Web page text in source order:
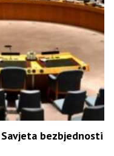
bezbjednosti